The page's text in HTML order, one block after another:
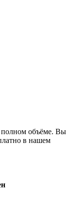
полном объёме. Вы
в нашем